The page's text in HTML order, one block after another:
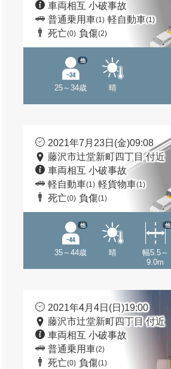
車両相互 小破事故
普通乗用車(1) 軽自動車(1)
死亡(0) 負傷(2)
25～34歳
他
晴
2021年7月23日(金)09:08
藤沢市辻堂新町四丁目 付近
車両相互 小破事故
軽自動車(1) 軽貨物車(1)
死亡(0) 負傷(1)
35～44歳
他
晴
幅5.5～
9.0m
他
2021年4月4日(日)19:00
藤沢市辻堂新町四丁目 付近
車両相互 小破事故
普通乗用車(2)
死亡(0) 負傷(1)